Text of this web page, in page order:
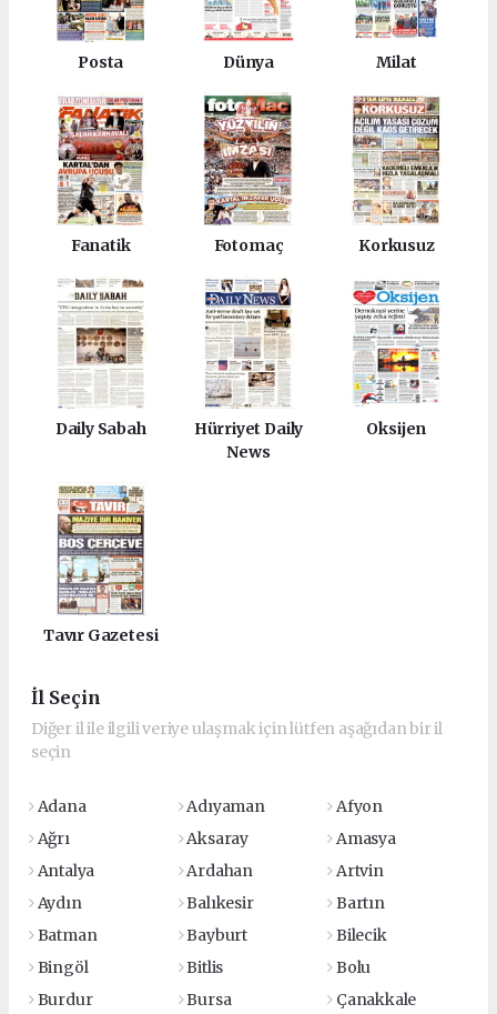
Posta Dünya Milat
Fanatik Fotomaç Korkusuz
Daily Sabah
Hürriyet Daily
News
Oksijen
Tavır Gazetesi
İl Seçin
Diğer il ile ilgili veriye ulaşmak için lütfen aşağıdan bir il
seçin
Adana Adıyaman
Afyon
Ağrı
Aksaray
Amasya
Antalya
Ardahan
Artvin
Aydın
Balıkesir
Bartın
Batman
Bayburt
Bilecik
Bingöl
Bitlis
Bolu
Burdur
Bursa
Çanakkale